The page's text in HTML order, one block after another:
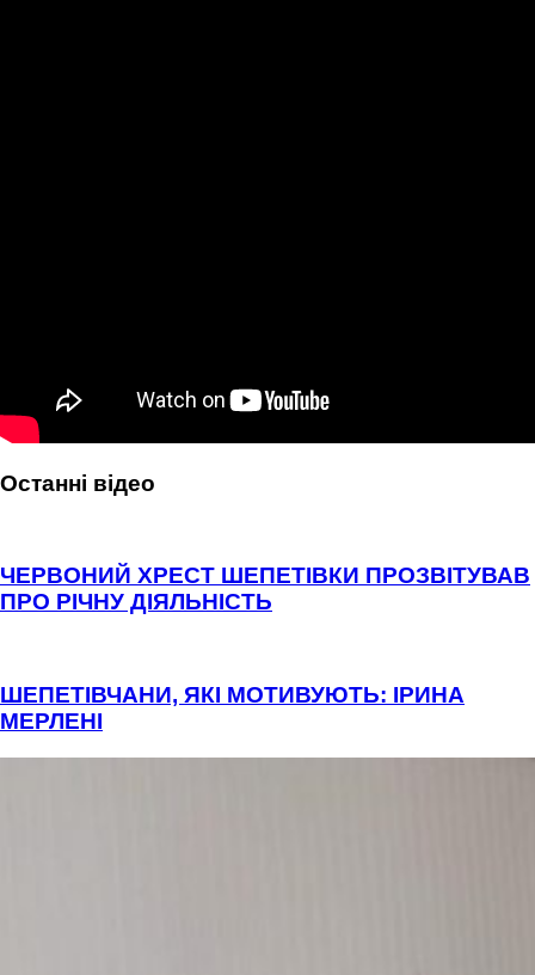
Останні відео
ЧЕРВОНИЙ ХРЕСТ ШЕПЕТІВКИ ПРОЗВІТУВАВ
ПРО РІЧНУ ДІЯЛЬНІСТЬ
ШЕПЕТІВЧАНИ, ЯКІ МОТИВУЮТЬ: ІРИНА
МЕРЛЕНІ